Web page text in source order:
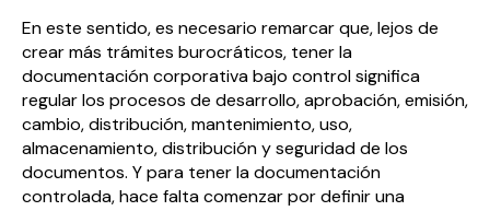
En este sentido, es necesario remarcar que, lejos de
crear más trámites burocráticos, tener la
documentación corporativa bajo control significa
regular los procesos de desarrollo, aprobación, emisión,
cambio, distribución, mantenimiento, uso,
almacenamiento, distribución y seguridad de los
documentos. Y para tener la documentación
controlada, hace falta comenzar por definir una